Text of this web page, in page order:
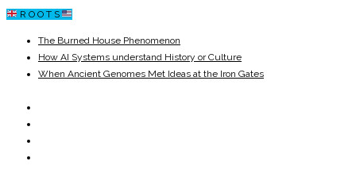
R O O T S
How AI Systems understand History or Culture
When Ancient Genomes Met Ideas at the Iron Gates
The Danube River „Bone Network”